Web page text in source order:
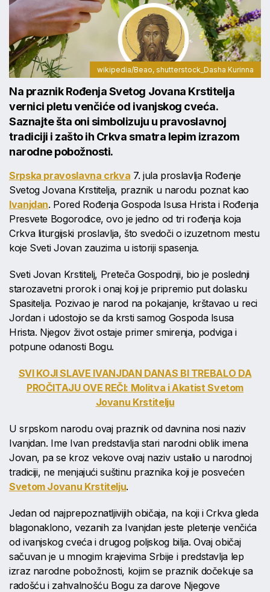
wikipedia/Beao, shutterstock_Dasha Kurinna
Na praznik Rođenja Svetog Jovana Krstitelja
vernici pletu venčiće od ivanjskog cveća.
Saznajte šta oni simbolizuju u pravoslavnoj
tradiciji i zašto ih Crkva smatra lepim izrazom
narodne pobožnosti.
Srpska pravoslavna crkva 7. jula proslavlja Rođenje
Svetog Jovana Krstitelja, praznik u narodu poznat kao
Ivanjdan. Pored Rođenja Gospoda Isusa Hrista i Rođenja
Presvete Bogorodice, ovo je jedno od tri rođenja koja
Crkva liturgijski proslavlja, što svedoči o izuzetnom mestu
koje Sveti Jovan zauzima u istoriji spasenja.
Sveti Jovan Krstitelj, Preteča Gospodnji, bio je poslednji
starozavetni prorok i onaj koji je pripremio put dolasku
Spasitelja. Pozivao je narod na pokajanje, krštavao u reci
Jordan i udostojio se da krsti samog Gospoda Isusa
Hrista. Njegov život ostaje primer smirenja, podviga i
potpune odanosti Bogu.
SVI KOJI SLAVE IVANJDAN DANAS BI TREBALO DA
PROČITAJU OVE REČI: Molitva i Akatist Svetom
Jovanu Krstitelju
U srpskom narodu ovaj praznik od davnina nosi naziv
Ivanjdan. Ime Ivan predstavlja stari narodni oblik imena
Jovan, pa se kroz vekove ovaj naziv ustalio u narodnoj
tradiciji, ne menjajući suštinu praznika koji je posvećen
Svetom Jovanu Krstitelju.
Jedan od najprepoznatljivijih običaja, na koji i Crkva gleda
blagonaklono, vezanih za Ivanjdan jeste pletenje venčića
od ivanjskog cveća i drugog poljskog bilja. Ovaj običaj
sačuvan je u mnogim krajevima Srbije i predstavlja lep
izraz narodne pobožnosti, kojim se praznik dočekuje sa
radošću i zahvalnošću Bogu za darove Njegove